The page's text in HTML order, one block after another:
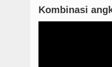
Kombinasi